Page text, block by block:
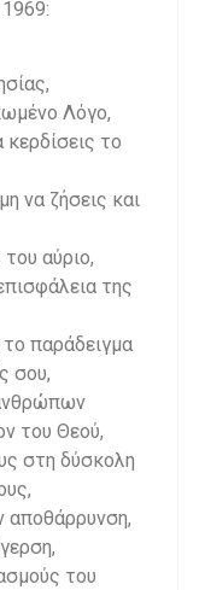
Λόγο,
το
να ζήσεις και
αύριο,
της
παράδειγμα
σου,
του Θεού,
στη δύσκολη
αποθάρρυνση,
του